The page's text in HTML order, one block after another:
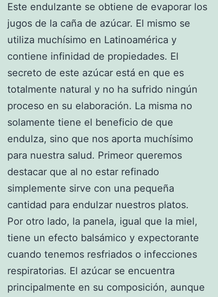
Este endulzante se obtiene de evaporar los
jugos de la caña de azúcar. El mismo se
utiliza muchísimo en Latinoamérica y
contiene infinidad de propiedades. El
secreto de este azúcar está en que es
totalmente natural y no ha sufrido ningún
proceso en su elaboración. La misma no
solamente tiene el beneficio de que
endulza, sino que nos aporta muchísimo
para nuestra salud. Primeor queremos
destacar que al no estar refinado
simplemente sirve con una pequeña
cantidad para endulzar nuestros platos.
Por otro lado, la panela, igual que la miel,
tiene un efecto balsámico y expectorante
cuando tenemos resfriados o infecciones
respiratorias. El azúcar se encuentra
principalmente en su composición, aunque